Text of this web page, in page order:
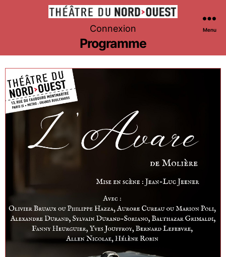
Théâtre
du
Nord-
Ouest
Connexion Menu
Programme